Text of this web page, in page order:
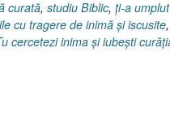
curată, studiu Biblic, ţi-a
cu tragere de inimă şi iscusite,
cercetezi inima şi iubeşti